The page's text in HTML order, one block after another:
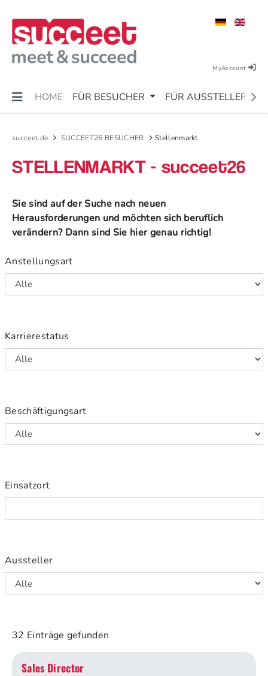
MyAccount
HOME FÜR BESUCHER FÜR AUSSTELLER
succeet.de SUCCEET26 BESUCHER Stellenmarkt
STELLENMARKT - succeet26
Sie sind auf der Suche nach neuen
Herausforderungen und möchten sich beruflich
verändern? Dann sind Sie hier genau richtig!
Anstellungsart
Karrierestatus
Beschäftigungsart
Einsatzort
Aussteller
32 Einträge gefunden
Sales Director